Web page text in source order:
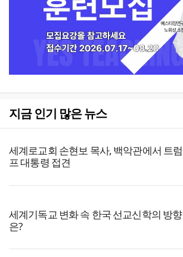
지금 인기 많은 뉴스
세계로교회 손현보 목사, 백악관에서 트럼
프 대통령 접견
세계기독교 변화 속 한국 선교신학의 방향
은?